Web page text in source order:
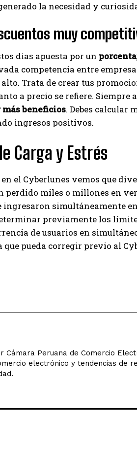
la necesidad y
muy
días apuesta por un
competencia entre
alto. Trata de crear tus
a precio se refiere. Siempre
beneficios. Debes calcular
ingresos positivos.
Cargay Estrés
el Cyberlunes vemos que
perdido miles o millones en
ingresaron simultáneamente
previamente los
de usuarios en
que pueda corregir previo al
Peruana de Comercio
electrónico y tendencias de